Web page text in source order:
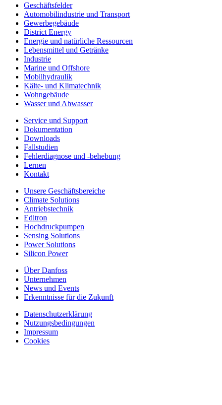
Geschäftsfelder
Automobilindustrie und Transport
Gewerbegebäude
District Energy
Energie und natürliche Ressourcen
Lebensmittel und Getränke
Industrie
Marine und Offshore
Mobilhydraulik
Kälte- und Klimatechnik
Wohngebäude
Wasser und Abwasser
Service und Support
Dokumentation
Downloads
Fallstudien
Fehlerdiagnose und -behebung
Lernen
Kontakt
Unsere Geschäftsbereiche
Climate Solutions
Antriebstechnik
Editron
Hochdruckpumpen
Sensing Solutions
Power Solutions
Silicon Power
Über Danfoss
Unternehmen
News und Events
Erkenntnisse für die Zukunft
Datenschutzerklärung
Nutzungsbedingungen
Impressum
Cookies